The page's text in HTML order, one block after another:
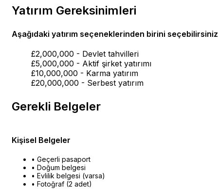
Yatırım Gereksinimleri
Aşağıdaki yatırım seçeneklerinden birini
£2,000,000 - Devlet tahvilleri
£5,000,000 - Aktif şirket yatırımı
£10,000,000 - Karma yatırım
£20,000,000 - Serbest yatırım
Gerekli Belgeler
Kişisel Belgeler
• Geçerli pasaport
• Doğum belgesi
• Evlilik belgesi (varsa)
• Fotoğraf (2 adet)